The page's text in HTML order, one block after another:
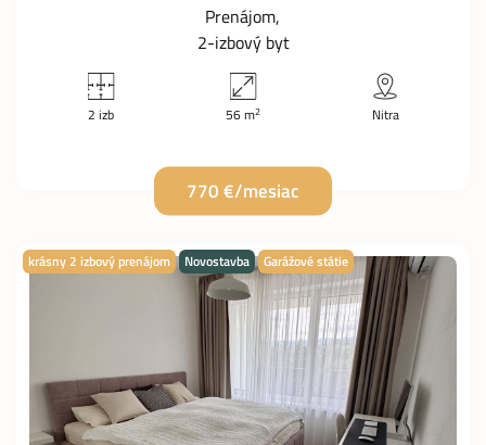
Prenájom
2-izbový byt
2 izb 56 m2 Nitra
770 €/mesiac
krásny 2 izbový prenájom Novostavba Garážové státie